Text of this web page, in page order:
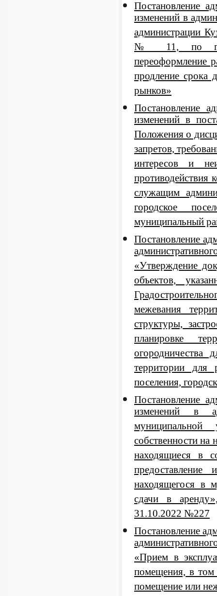
Постановление
изменений в
администрации
№ 11, по
переоформление
продление срока
рынков»
Постановление
изменений в
Положения о
запретов,
интересов и
служащим
городское
муниципальный
Постановление
«Утверждение
объектов,
межевания
структуры,
планировке
огородничества
территории для
поселения,
Постановление
изменений в
собственности
находящиеся в
находящегося в
сдачи в
31.10.2022 №227
Постановление
«Прием в
помещения, в том
помещение или